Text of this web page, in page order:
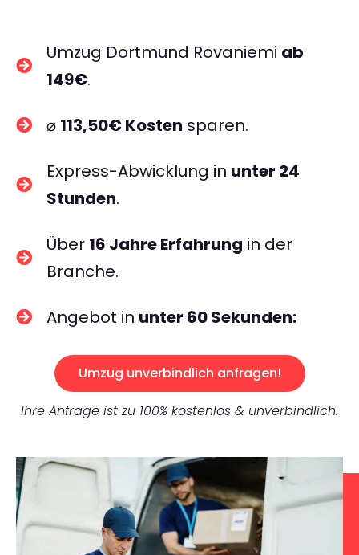
Umzug Dortmund Rovaniemi ab
149€.
⌀ 113,50€ Kosten sparen.
Express-Abwicklung in unter 24
Stunden.
Über 16 Jahre Erfahrung in der
Branche.
Angebot in unter 60 Sekunden:
Umzug unverbindlich anfragen!
Ihre Anfrage ist zu 100% kostenlos & unverbindlich.